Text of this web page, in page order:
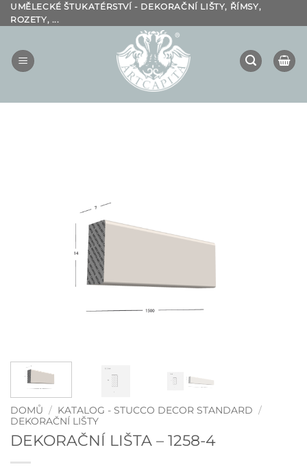
Přeskočit
na
UMĚLECKÉ ŠTUKATÉRSTVÍ - DEKORAČNÍ LIŠTY, ŘÍMSY,
ROZETY, ...
DOMŮ / KATALOG - STUCCO DECOR STANDARD /
DEKORAČNÍ LIŠTY
DEKORAČNÍ LIŠTA – 1258-4